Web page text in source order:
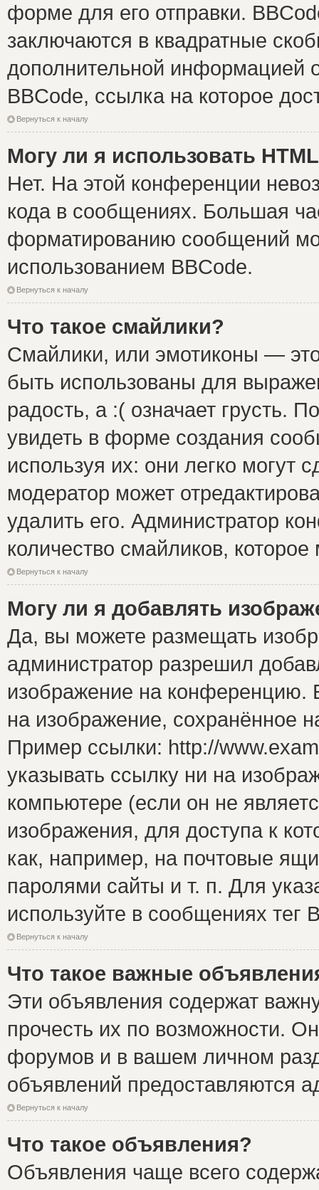
форме для его отправки.
заключаются в квадратные
дополнительной информацией
BBCode, ссылка на которое
Вернуться к началу
Могу ли я использовать
Нет. На этой конференции
кода в сообщениях. Большая
форматированию сообщений
использованием BBCode.
Вернуться к началу
Что такое смайлики?
Смайлики, или эмотиконы —
быть использованы для
радость, а :( означает грусть.
увидеть в форме создания
используя их: они легко могут
модератор может
удалить его. Администратор
количество смайликов,
Вернуться к началу
Могу ли я добавлять
Да, вы можете размещать
администратор разрешил
изображение на конференцию.
на изображение, сохранённое
Пример ссылки: http://
указывать ссылку ни на
компьютере (если он не
изображения, для доступа к
как, например, на почтовые
паролями сайты и т. п. Для
используйте в сообщениях тег
Вернуться к началу
Что такое важные
Эти объявления содержат
прочесть их по возможности.
форумов и в вашем личном
объявлений предоставляются
Вернуться к началу
Что такое объявления?
Объявления чаще всего